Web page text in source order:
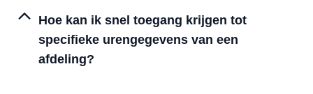
Hoe kan ik snel toegang krijgen tot
specifieke urengegevens van een
afdeling?